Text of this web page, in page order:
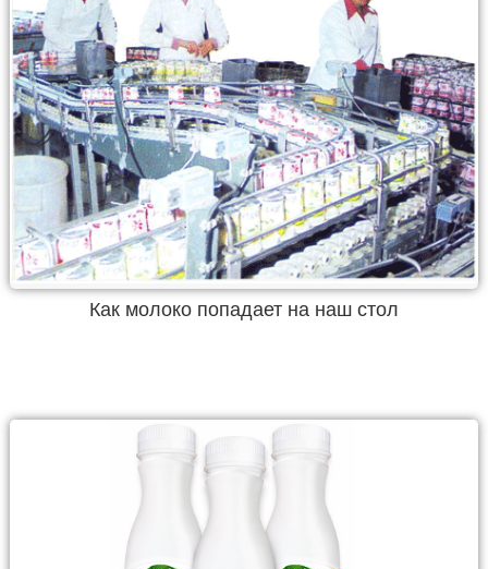
Как молоко попадает на наш стол